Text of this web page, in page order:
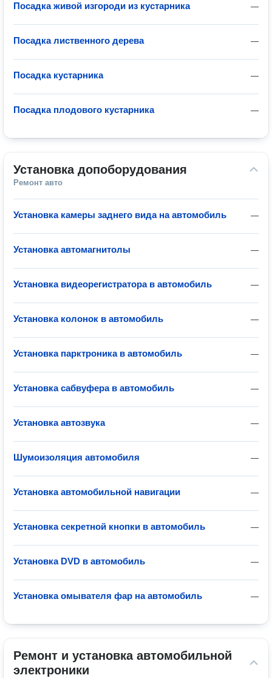
—
Посадка живой изгороди из кустарника
—
Посадка лиственного дерева
—
Посадка кустарника
—
Посадка плодового кустарника
Установка допоборудования
Ремонт авто
—
Установка камеры заднего вида на автомобиль
—
Установка автомагнитолы
—
Установка видеорегистратора в автомобиль
—
Установка колонок в автомобиль
—
Установка парктроника в автомобиль
—
Установка сабвуфера в автомобиль
—
Установка автозвука
—
Шумоизоляция автомобиля
—
Установка автомобильной навигации
—
Установка секретной кнопки в автомобиль
—
Установка DVD в автомобиль
—
Установка омывателя фар на автомобиль
Ремонт и установка автомобильной
электроники